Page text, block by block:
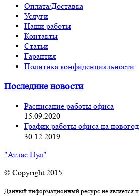
Оплата/Доставка
Услуги
Наши работы
Контакты
Статьи
Гарантия
Политика конфиденциальности
Последние новости
Расписание работы офиса
15.09.2020
График работы офиса на
30.12.2019
"Атлас Пул"
© Copyright 2015.
Данный информационный ресурс не является